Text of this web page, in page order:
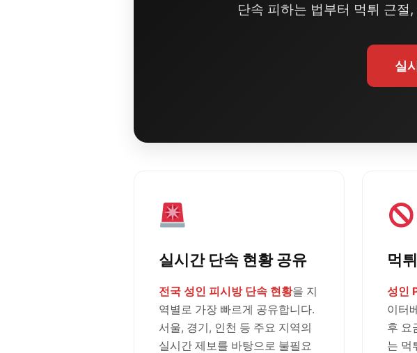
단속 피하는 법부터 먹튀 근
실
실시간 단속 현황 공유
전국 성인 피시방 단속 현황을 지
역별로 가장 빠르게 공유합니다.
서울, 경기, 인천 등 주요 지역의
실시간 제보를 바탕으로 불필요
먹
성인
이터
후 요
는 먹